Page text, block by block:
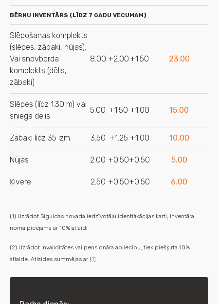
BĒRNU INVENTĀRS (LĪDZ 7 GADU VECUMAM)
Slēpošanas komplekts
(slēpes, zābaki, nūjas).
Vai snovborda
komplekts (dēlis,
zābaki)
8.00 +2.00 +1.50 23.00
Slēpes (līdz 1.30 m) vai
sniega dēlis
5.00 +1.50 +1.00 15.00
Zābaki līdz 35 izm. 3.50 +1.25 +1.00 10.00
Nūjas 2.00 +0.50+0.50 5.00
Ķivere 2.50 +0.50+0.50 6.00
(1) Uzrādot Siguldas novada iedzīvotāju identifikācijas karti, inventāra
noma pieejama ar 10% atlaidi
(2) Uzrādot invaliditātes vai pensionāra apliecību, tiek piešķirta 10%
atlaide. Atlaides summējas ar (1)